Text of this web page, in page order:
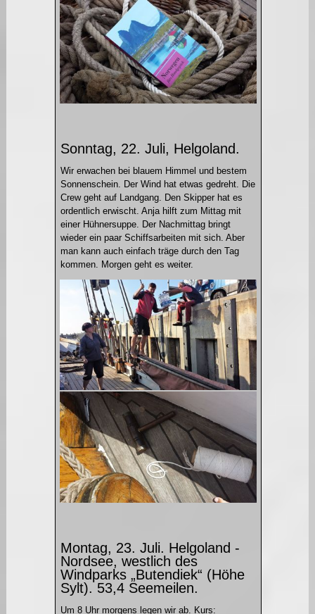
Sonntag, 22. Juli, Helgoland.
Wir erwachen bei blauem Himmel und bestem
Sonnenschein. Der Wind hat etwas gedreht. Die
Crew geht auf Landgang. Den Skipper hat es
ordentlich erwischt. Anja hilft zum Mittag mit
einer Hühnersuppe. Der Nachmittag bringt
wieder ein paar Schiffsarbeiten mit sich. Aber
man kann auch einfach träge durch den Tag
kommen. Morgen geht es weiter.
Montag, 23. Juli. Helgoland -
Nordsee, westlich des
Windparks „Butendiek“ (Höhe
Sylt). 53,4 Seemeilen.
Um 8 Uhr morgens legen wir ab. Kurs: